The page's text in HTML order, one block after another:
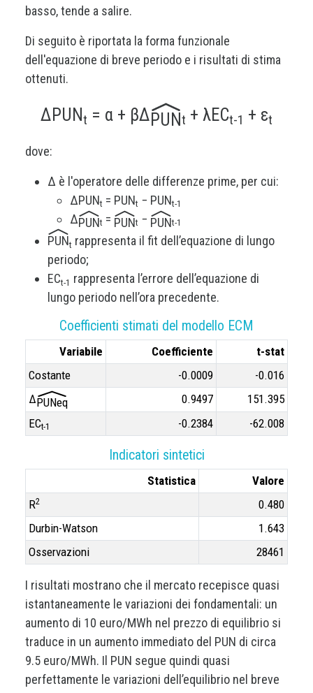
basso, tende a salire.
Di seguito è riportata la forma funzionale
dell'equazione di breve periodo e i risultati di stima
ottenuti.
ΔPUNt = α + βΔPUNt + λECt-1 + εt
dove:
Δ è l'operatore delle differenze prime, per cui:
ΔPUNt = PUNt − PUNt-1
ΔPUNt = PUNt − PUNt-1
PUNt rappresenta il fit dell’equazione di lungo
periodo;
ECt-1 rappresenta l’errore dell’equazione di
lungo periodo nell’ora precedente.
Coefficienti stimati del modello ECM
Variabile Coefficiente
t-stat
Costante
-0.0009
-0.016
ΔPUNeq 0.9497
151.395
ECt-1 -0.2384 -62.008
Indicatori sintetici
Statistica
Valore
R2
0.480
Durbin-Watson
1.643
Osservazioni
28461
I risultati mostrano che il mercato recepisce quasi
istantaneamente le variazioni dei fondamentali: un
aumento di 10 euro/MWh nel prezzo di equilibrio si
traduce in un aumento immediato del PUN di circa
9.5 euro/MWh. Il PUN segue quindi quasi
perfettamente le variazioni dell’equilibrio nel breve